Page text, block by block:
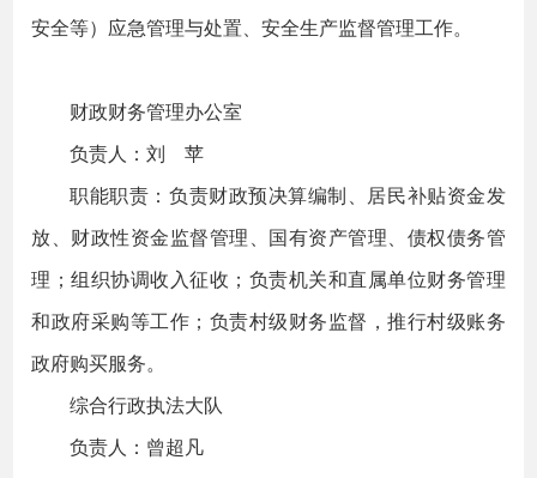
安全等）应急管理与处置、安全生产监督管理工作。
财政财务管理办公室
负责人：刘 苹
职能职责：负责财政预决算编制、居民补贴资金发
放、财政性资金监督管理、国有资产管理、债权债务管
理；组织协调收入征收；负责机关和直属单位财务管理
和政府采购等工作；负责村级财务监督，推行村级账务
政府购买服务。
综合行政执法大队
负责人：曾超凡